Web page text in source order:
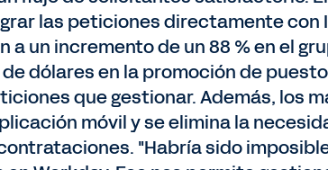
las peticiones directamente con
un incremento de un 88 % en el
dólares en la promoción de
que gestionar. Además, los
móvil y se elimina la
"Habría sido